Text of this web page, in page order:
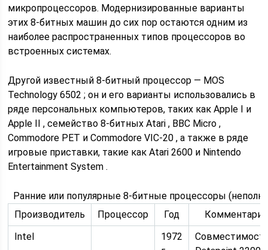
микропроцессоров. Модернизированные варианты
этих 8-битных машин до сих пор остаются одним из
наиболее распространенных типов процессоров во
встроенных системах.
Другой известный 8-битный процессор — MOS
Technology 6502 ; он и его варианты использовались в
ряде персональных компьютеров, таких как Apple I и
Apple II , семейство 8-битных Atari , BBC Micro ,
Commodore PET и Commodore VIC-20 , а также в ряде
игровые приставки, такие как Atari 2600 и Nintendo
Entertainment System .
Ранние или популярные 8-битные процессоры
Производитель
Процессор Год
Комментарий
Intel
1972